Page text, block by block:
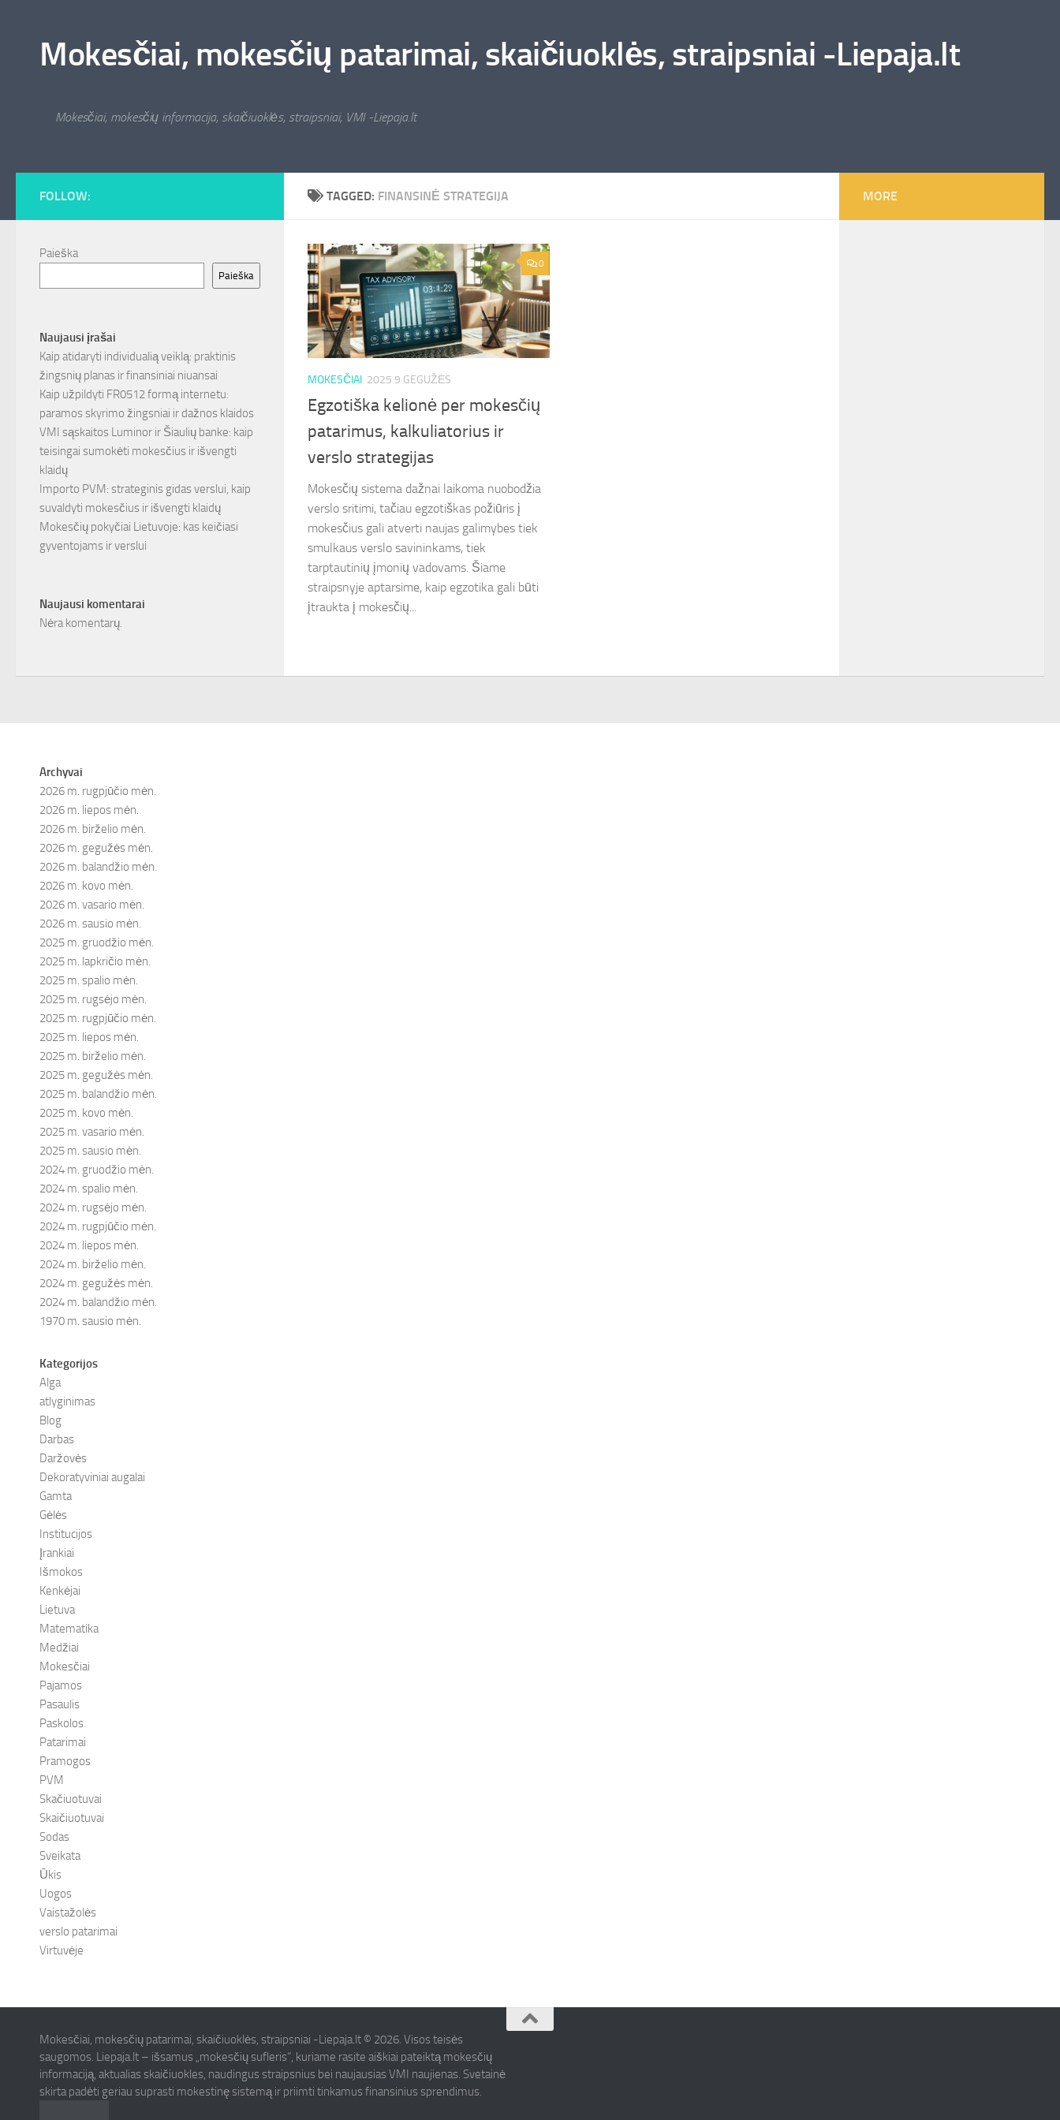
Mokesčiai, mokesčių patarimai, skaičiuoklės, straipsniai -Liepaja.lt
Mokesčiai, mokesčių informacija, skaičiuoklės, straipsniai, VMI -Liepaja.lt
TAGGED: FINANSINĖ STRATEGIJA
0
MOKESČIAI 2025 9 GEGUŽĖS
Egzotiška kelionė per mokesčių
patarimus, kalkuliatorius ir
verslo strategijas
Mokesčių sistema dažnai laikoma nuobodžia
verslo sritimi, tačiau egzotiškas požiūris į
mokesčius gali atverti naujas galimybes tiek
smulkaus verslo savininkams, tiek
tarptautinių įmonių vadovams. Šiame
straipsnyje aptarsime, kaip egzotika gali būti
įtraukta į mokesčių...
FOLLOW:
Paieška
Paieška
Naujausi įrašai
Kaip atidaryti individualią veiklą: praktinis
žingsnių planas ir finansiniai niuansai
Kaip užpildyti FR0512 formą internetu:
paramos skyrimo žingsniai ir dažnos klaidos
VMI sąskaitos Luminor ir Šiaulių banke: kaip
teisingai sumokėti mokesčius ir išvengti
klaidų
Importo PVM: strateginis gidas verslui, kaip
suvaldyti mokesčius ir išvengti klaidų
Mokesčių pokyčiai Lietuvoje: kas keičiasi
gyventojams ir verslui
Naujausi komentarai
Nėra komentarų.
MORE
Archyvai
2026 m. rugpjūčio mėn.
2026 m. liepos mėn.
2026 m. birželio mėn.
2026 m. gegužės mėn.
2026 m. balandžio mėn.
2026 m. kovo mėn.
2026 m. vasario mėn.
2026 m. sausio mėn.
2025 m. gruodžio mėn.
2025 m. lapkričio mėn.
2025 m. spalio mėn.
2025 m. rugsėjo mėn.
2025 m. rugpjūčio mėn.
2025 m. liepos mėn.
2025 m. birželio mėn.
2025 m. gegužės mėn.
2025 m. balandžio mėn.
2025 m. kovo mėn.
2025 m. vasario mėn.
2025 m. sausio mėn.
2024 m. gruodžio mėn.
2024 m. spalio mėn.
2024 m. rugsėjo mėn.
2024 m. rugpjūčio mėn.
2024 m. liepos mėn.
2024 m. birželio mėn.
2024 m. gegužės mėn.
2024 m. balandžio mėn.
1970 m. sausio mėn.
Kategorijos
Alga
atlyginimas
Blog
Darbas
Daržovės
Dekoratyviniai augalai
Gamta
Gėlės
Institucijos
Įrankiai
Išmokos
Kenkėjai
Lietuva
Matematika
Medžiai
Mokesčiai
Pajamos
Pasaulis
Paskolos
Patarimai
Pramogos
PVM
Skačiuotuvai
Skaičiuotuvai
Sodas
Sveikata
Ūkis
Uogos
Vaistažolės
verslo patarimai
Virtuvėje
Mokesčiai, mokesčių patarimai, skaičiuoklės, straipsniai -Liepaja.lt © 2026. Visos teisės
saugomos. Liepaja.lt – išsamus „mokesčių sufleris“, kuriame rasite aiškiai pateiktą mokesčių
informaciją, aktualias skaičiuokles, naudingus straipsnius bei naujausias VMI naujienas. Svetainė
skirta padėti geriau suprasti mokestinę sistemą ir priimti tinkamus finansinius sprendimus.